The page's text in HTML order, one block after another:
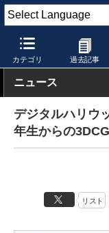
カテゴリ 過去記事
こどもとIT 製品・サ
ニュース
デジタルハリウ
年生からの
リスト